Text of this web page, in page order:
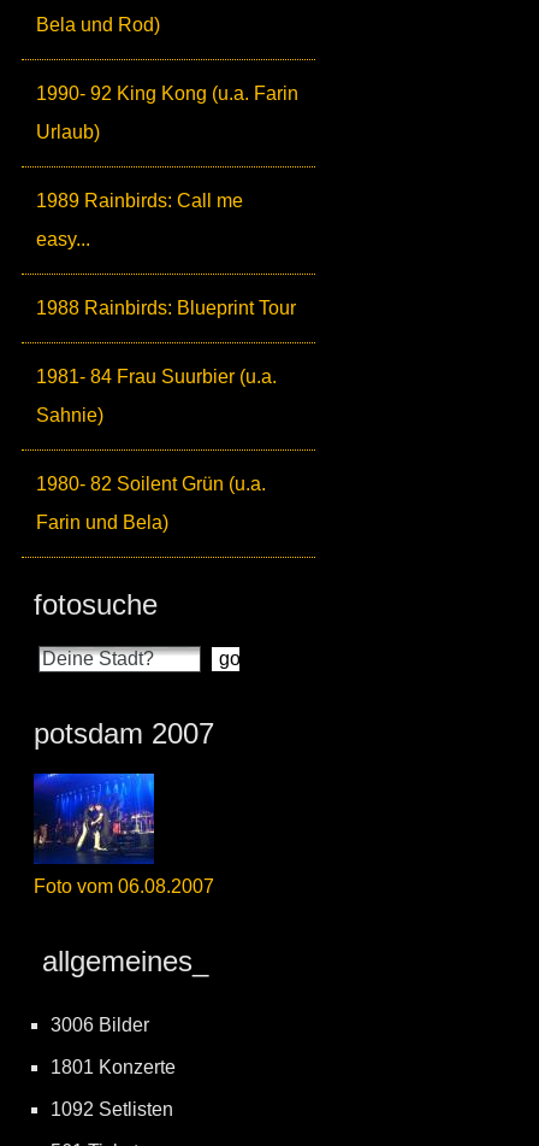
Bela und Rod)
1990- 92 King Kong (u.a. Farin
Urlaub)
1989 Rainbirds: Call me
easy...
1988 Rainbirds: Blueprint Tour
1981- 84 Frau Suurbier (u.a.
Sahnie)
1980- 82 Soilent Grün (u.a.
Farin und Bela)
fotosuche
potsdam 2007
Foto vom 06.08.2007
allgemeines_
3006 Bilder
1801 Konzerte
1092 Setlisten